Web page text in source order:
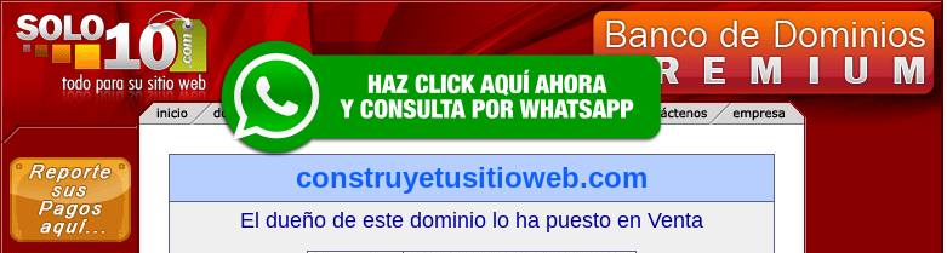
construyetusitioweb.com
El dueño de este dominio lo ha puesto en Venta